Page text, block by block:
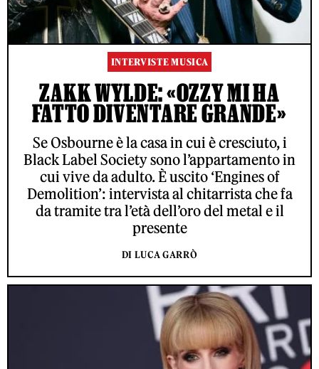
INTERVISTE MUSICA
ZAKK WYLDE: «OZZY MI HA
FATTO DIVENTARE GRANDE»
Se Osbourne è la casa in cui è cresciuto, i
Black Label Society sono l’appartamento in
cui vive da adulto. È uscito ‘Engines of
Demolition’: intervista al chitarrista che fa
da tramite tra l’età dell’oro del metal e il
presente
DI LUCA GARRÒ